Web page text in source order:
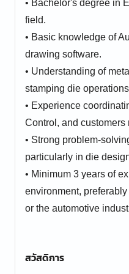
• Bachelor's degree in
field.
• Basic knowledge of
drawing software.
• Understanding of
stamping die
• Experience
Control, and
• Strong problem-
particularly in die
• Minimum 3 years of
environment,
or the automotive
สวัสดิการ